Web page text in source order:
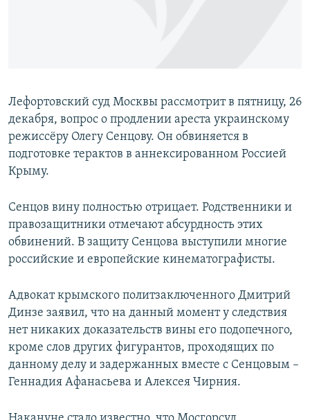
Все сайты RFE/RL
Лефортовский суд Москвы рассмотрит в пятницу, 26
декабря, вопрос о продлении ареста украинскому
режиссёру Олегу Сенцову. Он обвиняется в
подготовке терактов в аннексированном Россией
Крыму.
Сенцов вину полностью отрицает. Родственники и
правозащитники отмечают абсурдность этих
обвинений. В защиту Сенцова выступили многие
российские и европейские кинематографисты.
Адвокат крымского политзаключенного Дмитрий
Динзе заявил, что на данный момент у следствия
нет никаких доказательств вины его подопечного,
кроме слов других фигурантов, проходящих по
данному делу и задержанных вместе с Сенцовым –
Геннадия Афанасьева и Алексея Чирния.